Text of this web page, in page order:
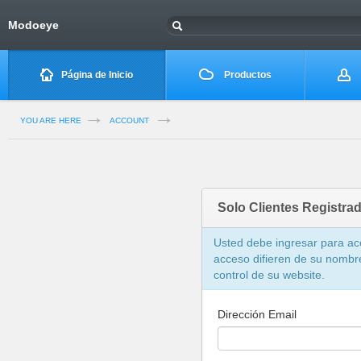
Modoeye
Página de Inicio Productos
YOU ARE HERE ACCOUNT
Solo Clientes
Usted debe ingresar para
acceso difieren de su
control de su website.
Dirección Email